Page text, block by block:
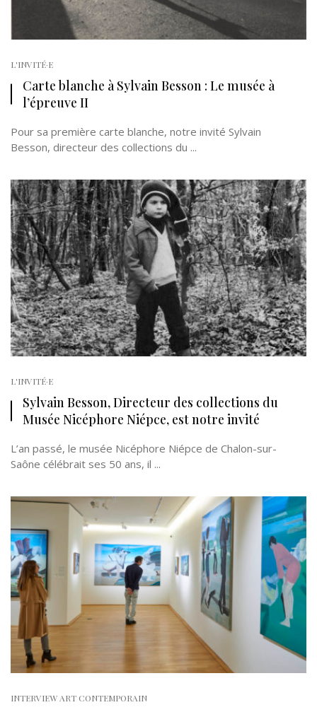
L'INVITÉ·E
Carte blanche à Sylvain Besson : Le musée à
l’épreuve II
Pour sa première carte blanche, notre invité Sylvain
Besson, directeur des collections du ...
L'INVITÉ·E
Sylvain Besson, Directeur des collections du
Musée Nicéphore Niépce, est notre invité
L’an passé, le musée Nicéphore Niépce de Chalon-sur-
Saône célébrait ses 50 ans, il ...
INTERVIEW ART CONTEMPORAIN